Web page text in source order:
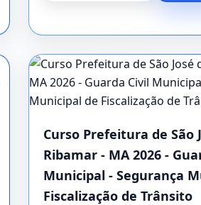
Curso Prefeitura de São
Ribamar - MA 2026 -
Municipal - Segurança
Fiscalização de Trânsito